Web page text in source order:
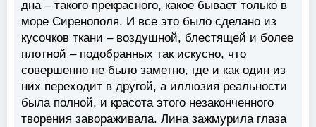
дна – такого прекрасного, какое бывает только в
море Сиренополя. И все это было сделано из
кусочков ткани – воздушной, блестящей и более
плотной – подобранных так искусно, что
совершенно не было заметно, где и как один из
них переходит в другой, а иллюзия реальности
была полной, и красота этого незаконченного
творения завораживала. Лина зажмурила глаза